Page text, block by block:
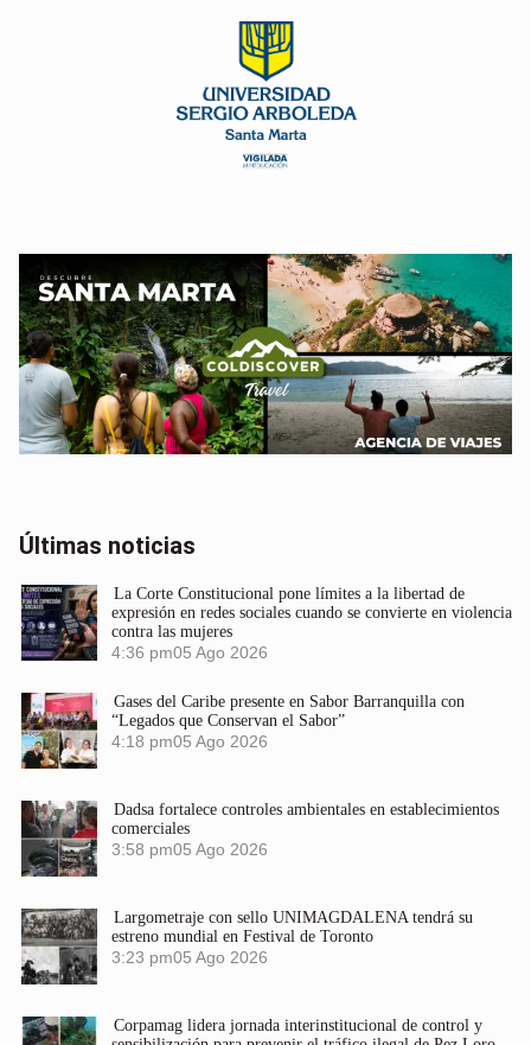
Últimas noticias
La Corte Constitucional pone límites a la libertad de
expresión en redes sociales cuando se convierte en violencia
contra las mujeres
4:36 pm05 Ago 2026
Gases del Caribe presente en Sabor Barranquilla con
“Legados que Conservan el Sabor”
4:18 pm05 Ago 2026
Dadsa fortalece controles ambientales en establecimientos
comerciales
3:58 pm05 Ago 2026
Largometraje con sello UNIMAGDALENA tendrá su
estreno mundial en Festival de Toronto
3:23 pm05 Ago 2026
Corpamag lidera jornada interinstitucional de control y